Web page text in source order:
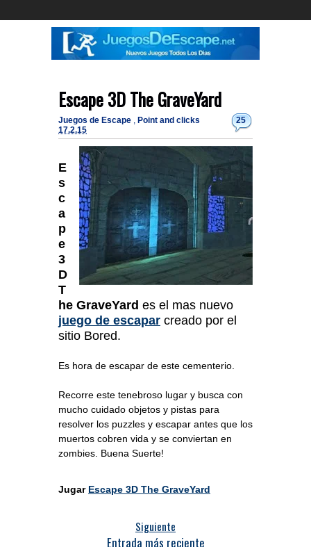
Escape 3D The GraveYard
25
Juegos de Escape , Point and clicks
17.2.15
E
s
c
a
p
e
3
D
T
he GraveYard es el mas nuevo
juego de escapar creado por el
sitio Bored.
Es hora de escapar de este cementerio.
Recorre este tenebroso lugar y busca con
mucho cuidado objetos y pistas para
resolver los puzzles y escapar antes que los
muertos cobren vida y se conviertan en
zombies. Buena Suerte!
Jugar Escape 3D The GraveYard
Siguiente
Entrada más reciente